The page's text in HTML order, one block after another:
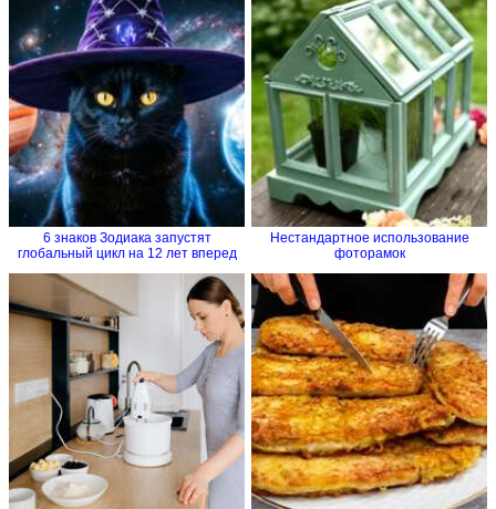
6 знаков Зодиака запустят
глобальный цикл на 12 лет вперед
Нестандартное использование
фоторамок